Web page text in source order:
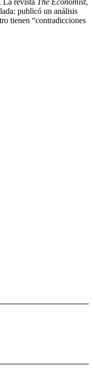
publicó un análisis
tienen “contradicciones